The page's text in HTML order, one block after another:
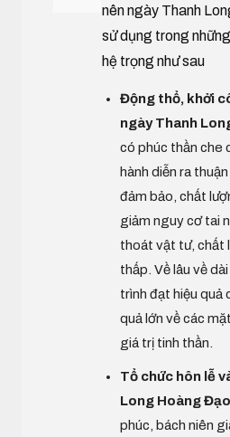
nên ngày Thanh
sử dụng trong
hệ trọng như sau
Động thổ, khởi
ngày Thanh
có phúc thần che
hành diễn ra
đảm bảo, chất
giảm nguy cơ tai
thoát vật tư, chất
thấp. Về lâu về
trình đạt hiệu quả
quả lớn về các
giá trị tinh thần.
Tổ chức hôn lễ
Long Hoàng
phúc, bách niên